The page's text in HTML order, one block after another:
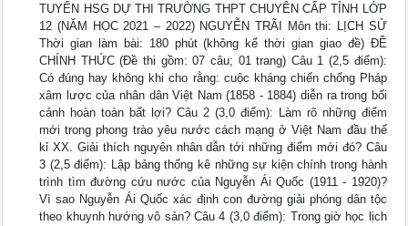
TUYỂN HSG DỰ THI TRƯỜNG THPT CHUYÊN CẤP TỈNH LỚP
12 (NĂM HỌC 2021 – 2022) NGUYỄN TRÃI Môn thi: LỊCH SỬ
Thời gian làm bài: 180 phút (không kể thời gian giao đề) ĐỀ
CHÍNH THỨC (Đề thi gồm: 07 câu; 01 trang) Câu 1 (2,5 điểm):
Có đúng hay không khi cho rằng: cuộc kháng chiến chống Pháp
xâm lược của nhân dân Việt Nam (1858 - 1884) diễn ra trong bối
cảnh hoàn toàn bất lợi? Câu 2 (3,0 điểm): Làm rõ những điểm
mới trong phong trào yêu nước cách mạng ở Việt Nam đầu thế
kỉ XX. Giải thích nguyên nhân dẫn tới những điểm mới đó? Câu
3 (2,5 điểm): Lập bảng thống kê những sự kiện chính trong hành
trình tìm đường cứu nước của Nguyễn Ái Quốc (1911 - 1920)?
Vì sao Nguyễn Ái Quốc xác định con đường giải phóng dân tộc
theo khuynh hướng vô sản? Câu 4 (3,0 điểm): Trong giờ học lịch